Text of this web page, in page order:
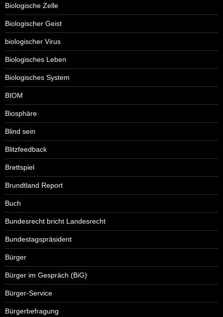
Biologische Zelle
Biologischer Geist
biologischer Virus
Biologisches Leben
Biologisches System
BIOM
Biosphäre
Blind sein
Blitzfeedback
Brettspiel
Brundtland Report
Buch
Bundesrecht bricht Landesrecht
Bundestagspräsident
Bürger
Bürger im Gespräch (BiG)
Bürger-Service
Bürgerbefragung